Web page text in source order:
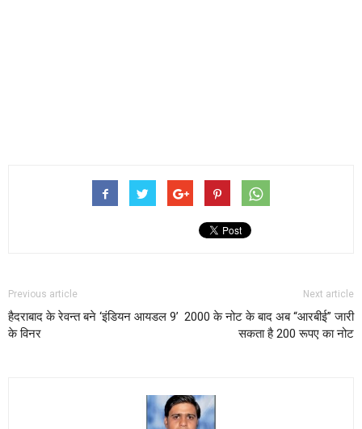
Previous article
हैदराबाद के रेवन्त बने ‘इंडियन आयडल 9’
के विनर
Next article
2000 के नोट के बाद अब “आरबीई” जारी
सकता है 200 रूपए का नोट